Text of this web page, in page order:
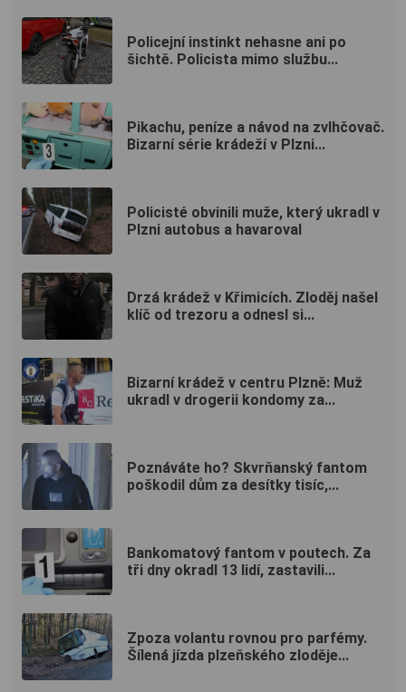
Policejní instinkt nehasne ani po
šichtě. Policista mimo službu...
Pikachu, peníze a návod na zvlhčovač.
Bizarní série krádeží v Plzni...
Policisté obvinili muže, který ukradl v
Plzni autobus a havaroval
Drzá krádež v Křimicích. Zloděj našel
klíč od trezoru a odnesl si...
Bizarní krádež v centru Plzně: Muž
ukradl v drogerii kondomy za...
Poznáváte ho? Skvrňanský fantom
poškodil dům za desítky tisíc,...
Bankomatový fantom v poutech. Za
tři dny okradl 13 lidí, zastavili...
Zpoza volantu rovnou pro parfémy.
Šílená jízda plzeňského zloděje...